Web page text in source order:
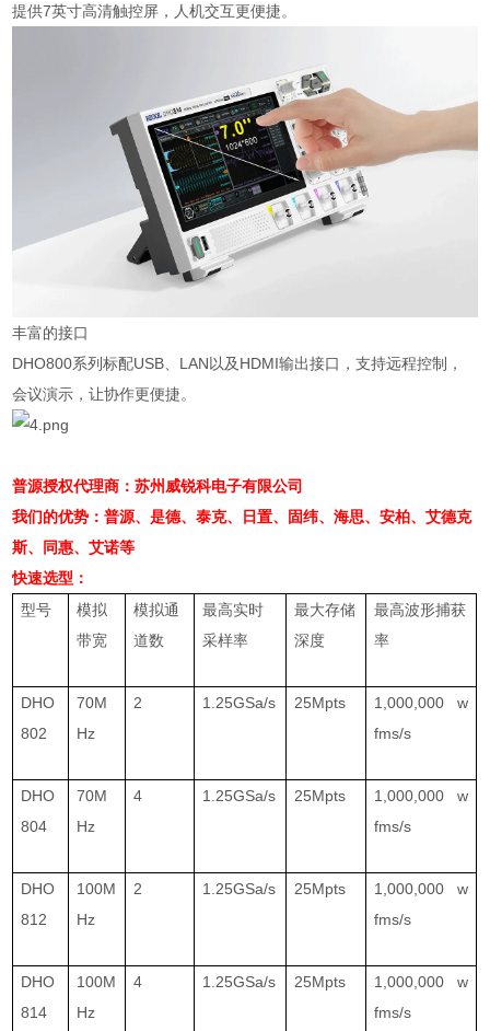
提供7英寸高清触控屏，人机交互更便捷。
丰富的接口
DHO800系列标配USB LAN以及HDMI输出接口，支持远程控制，
会议演示，让协作更便捷。
普源授权代理商：苏州威锐科电子有限公司
我们的优势：普源、是德、泰克、日置、固纬、海思、安柏、艾德克
斯、同惠、艾诺等
快速选型：
型号
模拟
带宽
模拟通
道数
最高实时
采样率
最大存储
深度
最高波形捕获
率
DHO
802
70M
Hz
2 1.25GSa/s 25Mpts
1,000,000 w
fms/s
DHO
804
70M
Hz
4 1.25GSa/s 25Mpts
1,000,000 w
fms/s
DHO
812
100M
Hz
2 1.25GSa/s 25Mpts
1,000,000 w
fms/s
DHO
814
100M
Hz
4 1.25GSa/s 25Mpts
1,000,000 w
fms/s